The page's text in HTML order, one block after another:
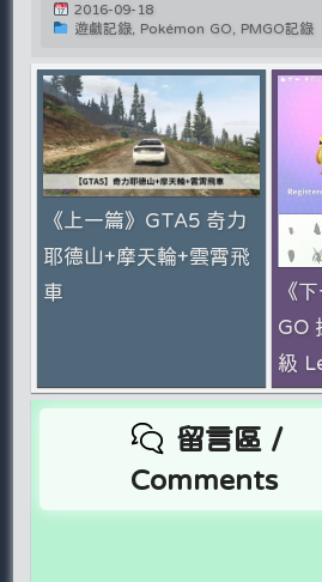
2016-09-18
遊戲記錄, Pokémon GO, PMGO記錄
《上一篇》GTA5 奇力
耶德山+摩天輪+雲霄飛
車
《
GO
級
留言區 /
Comments